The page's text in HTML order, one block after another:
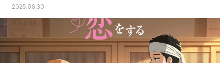
2025.06.30